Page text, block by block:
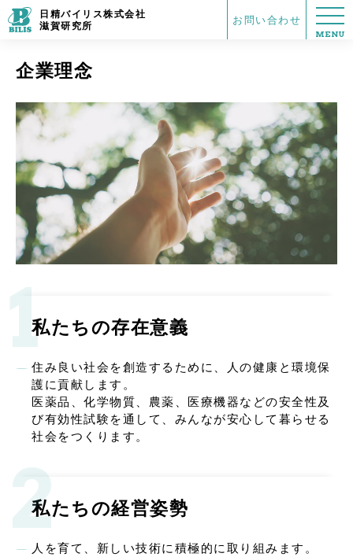
日精バイリス株式会社
滋賀研究所
お問い合わせ
MENU
企業理念
1私たちの存在意義
住み良い社会を創造するために、人の健康と環境保
護に貢献します。
医薬品、化学物質、農薬、医療機器などの安全性及
び有効性試験を通して、みんなが安心して暮らせる
社会をつくります。
2
私たちの経営姿勢
人を育て、新しい技術に積極的に取り組みます。